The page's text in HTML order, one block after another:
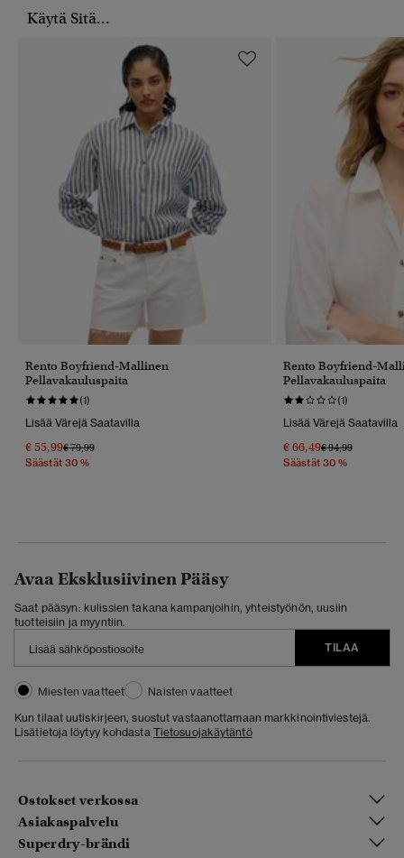
Käytä Sitä...
Rento Boyfriend-Mallinen
Pellavakauluspaita
(1)
Lisää Värejä Saatavilla
€ 55,99Hinta Alennettu Hinnasta
€ 79,99Hintaan
Säästät 30 %
Rento Boyfriend-
Pellavakauluspaita
(1)
Lisää Värejä Saatavilla
€ 66,49Hinta Alennettu
€ 94,99Hintaan
Säästät 30 %
Avaa Eksklusiivinen Pääsy
Saat pääsyn: kulissien takana kampanjoihin, yhteistyöhön, uusiin
tuotteisiin ja myyntiin.
TILAA
Miesten vaatteet
Naisten vaatteet
Kun tilaat uutiskirjeen, suostut vastaanottamaan markkinointiviestejä.
Lisätietoja löytyy kohdasta Tietosuojakäytäntö
Ostokset verkossa
Asiakaspalvelu
Superdry-brändi